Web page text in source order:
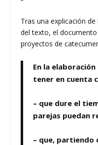
Tras una explicación
del texto, el
proyectos de
En la
tener en cuenta
– que dure el
parejas puedan
– que, partiendo